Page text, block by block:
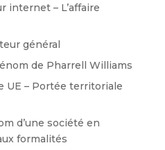
internet – L’affaire
général
de Pharrell Williams
UE – Portée territoriale
d’une société en
formalités